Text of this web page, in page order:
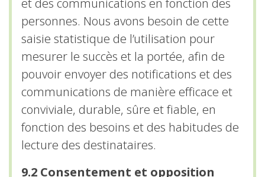
et des communications en fonction des
personnes. Nous avons besoin de cette
saisie statistique de l’utilisation pour
mesurer le succès et la portée, afin de
pouvoir envoyer des notifications et des
communications de manière efficace et
conviviale, durable, sûre et fiable, en
fonction des besoins et des habitudes de
lecture des destinataires.
9.2 Consentement et opposition